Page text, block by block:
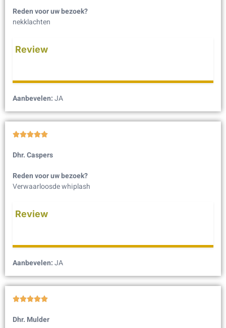
Reden voor uw bezoek?
nekklachten
Review
Aanbevelen:JA

Dhr. Caspers
Reden voor uw bezoek?
Verwaarloosde whiplash
Review
Aanbevelen:JA

Dhr. Mulder